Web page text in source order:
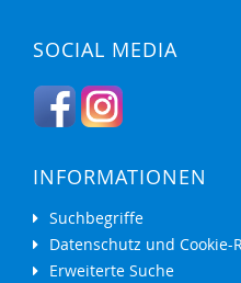
SOCIAL MEDIA
INFORMATIONEN
Suchbegriffe
Datenschutz und Cookie-
Erweiterte Suche